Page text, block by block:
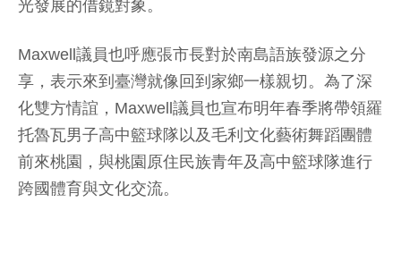
光發展的借鏡對象。
Maxwell議員也呼應張市長對於南島語族發源之分
享，表示來到臺灣就像回到家鄉一樣親切。為了深
化雙方情誼，Maxwell議員也宣布明年春季將帶領羅
托魯瓦男子高中籃球隊以及毛利文化藝術舞蹈團體
前來桃園，與桃園原住民族青年及高中籃球隊進行
跨國體育與文化交流。